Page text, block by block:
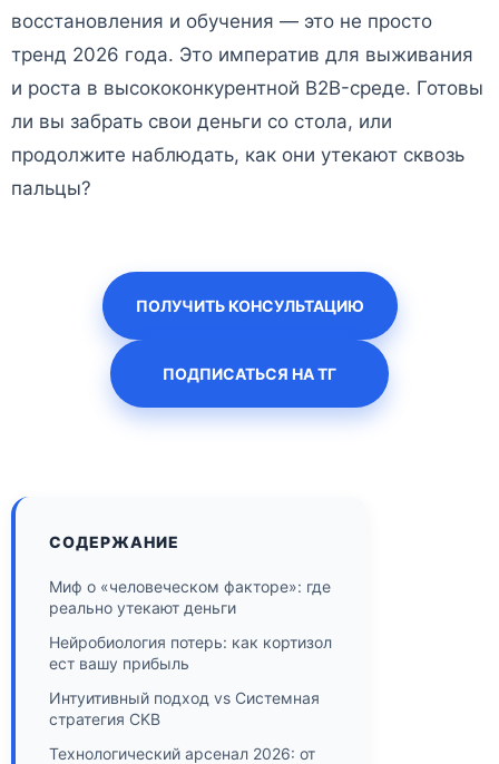
восстановления и обучения — это не просто
тренд 2026 года. Это императив для выживания
и роста в высококонкурентной B2B-среде. Готовы
ли вы забрать свои деньги со стола, или
продолжите наблюдать, как они утекают сквозь
пальцы?
ПОЛУЧИТЬ КОНСУЛЬТАЦИЮ
ПОДПИСАТЬСЯ НА ТГ
СОДЕРЖАНИЕ
Миф о «человеческом факторе»: где
реально утекают деньги
Нейробиология потерь: как кортизол
ест вашу прибыль
Интуитивный подход vs Системная
стратегия CKB
Технологический арсенал 2026: от